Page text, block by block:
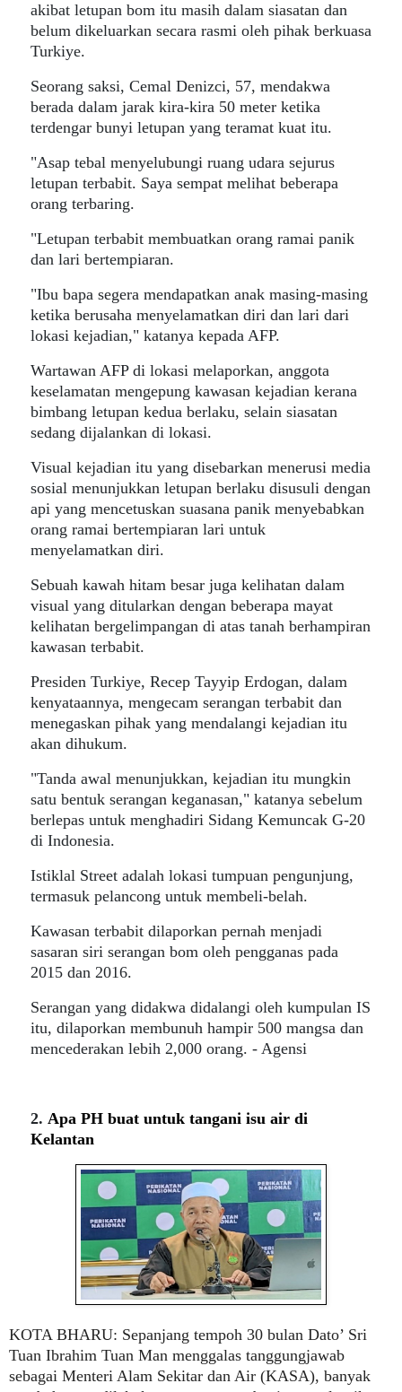
akibat letupan bom itu masih dalam siasatan dan
belum dikeluarkan secara rasmi oleh pihak berkuasa
Turkiye.
Seorang saksi, Cemal Denizci, 57, mendakwa
berada dalam jarak kira-kira 50 meter ketika
terdengar bunyi letupan yang teramat kuat itu.
"Asap tebal menyelubungi ruang udara sejurus
letupan terbabit. Saya sempat melihat beberapa
orang terbaring.
"Letupan terbabit membuatkan orang ramai panik
dan lari bertempiaran.
"Ibu bapa segera mendapatkan anak masing-masing
ketika berusaha menyelamatkan diri dan lari dari
lokasi kejadian," katanya kepada AFP.
Wartawan AFP di lokasi melaporkan, anggota
keselamatan mengepung kawasan kejadian kerana
bimbang letupan kedua berlaku, selain siasatan
sedang dijalankan di lokasi.
Visual kejadian itu yang disebarkan menerusi media
sosial menunjukkan letupan berlaku disusuli dengan
api yang mencetuskan suasana panik menyebabkan
orang ramai bertempiaran lari untuk
menyelamatkan diri.
Sebuah kawah hitam besar juga kelihatan dalam
visual yang ditularkan dengan beberapa mayat
kelihatan bergelimpangan di atas tanah berhampiran
kawasan terbabit.
Presiden Turkiye, Recep Tayyip Erdogan, dalam
kenyataannya, mengecam serangan terbabit dan
menegaskan pihak yang mendalangi kejadian itu
akan dihukum.
"Tanda awal menunjukkan, kejadian itu mungkin
satu bentuk serangan keganasan," katanya sebelum
berlepas untuk menghadiri Sidang Kemuncak G-20
di Indonesia.
Istiklal Street adalah lokasi tumpuan pengunjung,
termasuk pelancong untuk membeli-belah.
Kawasan terbabit dilaporkan pernah menjadi
sasaran siri serangan bom oleh pengganas pada
2015 dan 2016.
Serangan yang didakwa didalangi oleh kumpulan IS
itu, dilaporkan membunuh hampir 500 mangsa dan
mencederakan lebih 2,000 orang. - Agensi
2. Apa PH buat untuk tangani isu air di
Kelantan
KOTA BHARU: Sepanjang tempoh 30 bulan Dato’ Sri
Tuan Ibrahim Tuan Man menggalas tanggungjawab
sebagai Menteri Alam Sekitar dan Air (KASA), banyak